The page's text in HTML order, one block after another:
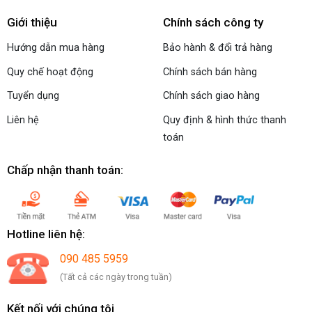
Giới thiệu
Hướng dẫn mua hàng
Quy chế hoạt động
Tuyển dụng
Liên hệ
Chính sách công ty
Bảo hành & đổi trả hàng
Chính sách bán hàng
Chính sách giao hàng
Quy định & hình thức thanh
toán
Chấp nhận thanh toán:
Hotline liên hệ:
090 485 5959
(Tất cả các ngày trong tuần)
Kết nối với chúng tôi